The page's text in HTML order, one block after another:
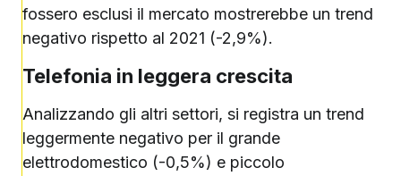
fossero esclusi il mercato mostrerebbe un trend
negativo rispetto al 2021 (-2,9%).
Telefonia in leggera crescita
Analizzando gli altri settori, si registra un trend
leggermente negativo per il grande
elettrodomestico (-0,5%) e piccolo